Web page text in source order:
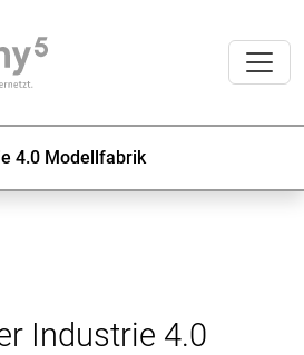
4.0 Modellfabrik
Industrie 4.0